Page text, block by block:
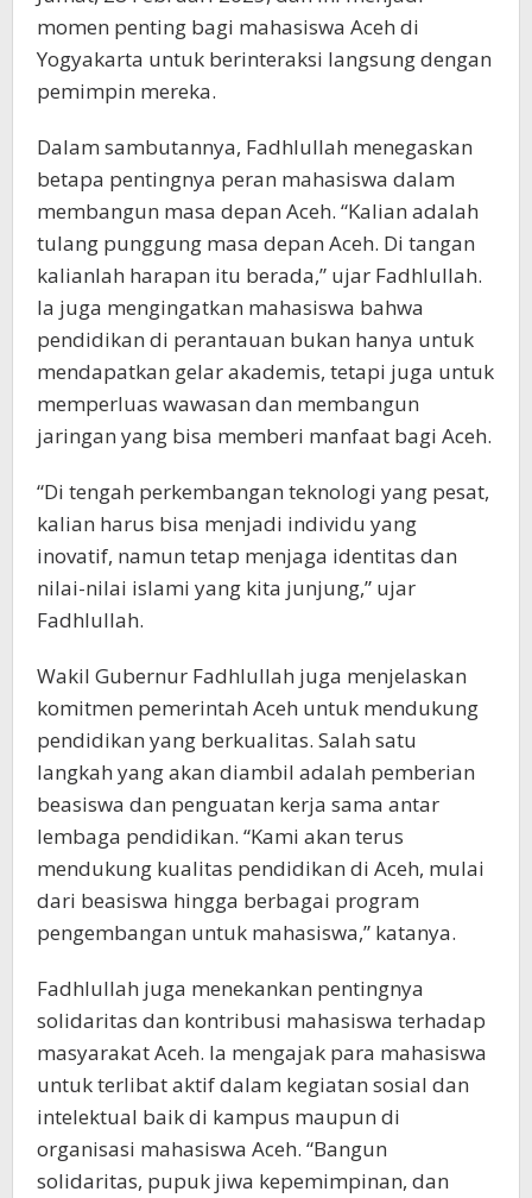
momen penting bagi mahasiswa Aceh di
Yogyakarta untuk berinteraksi langsung dengan
pemimpin mereka.
Dalam sambutannya, Fadhlullah menegaskan
betapa pentingnya peran mahasiswa dalam
membangun masa depan Aceh. “Kalian adalah
tulang punggung masa depan Aceh. Di tangan
kalianlah harapan itu berada,” ujar Fadhlullah.
Ia juga mengingatkan mahasiswa bahwa
pendidikan di perantauan bukan hanya untuk
mendapatkan gelar akademis, tetapi juga untuk
memperluas wawasan dan membangun
jaringan yang bisa memberi manfaat bagi Aceh.
“Di tengah perkembangan teknologi yang pesat,
kalian harus bisa menjadi individu yang
inovatif, namun tetap menjaga identitas dan
nilai-nilai islami yang kita junjung,” ujar
Fadhlullah.
Wakil Gubernur Fadhlullah juga menjelaskan
komitmen pemerintah Aceh untuk mendukung
pendidikan yang berkualitas. Salah satu
langkah yang akan diambil adalah pemberian
beasiswa dan penguatan kerja sama antar
lembaga pendidikan. “Kami akan terus
mendukung kualitas pendidikan di Aceh, mulai
dari beasiswa hingga berbagai program
pengembangan untuk mahasiswa,” katanya.
Fadhlullah juga menekankan pentingnya
solidaritas dan kontribusi mahasiswa terhadap
masyarakat Aceh. Ia mengajak para mahasiswa
untuk terlibat aktif dalam kegiatan sosial dan
intelektual baik di kampus maupun di
organisasi mahasiswa Aceh. “Bangun
solidaritas, pupuk jiwa kepemimpinan, dan